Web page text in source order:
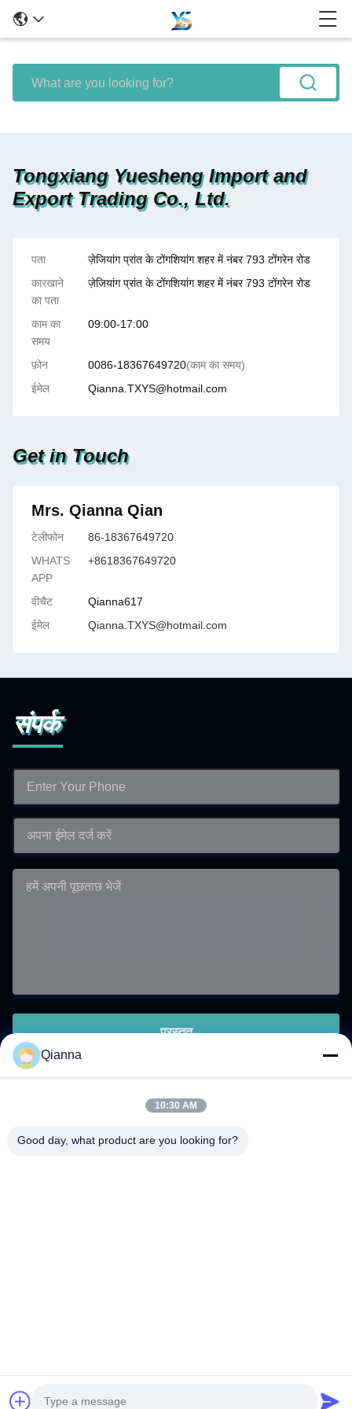
Tongxiang Yuesheng Import and
Export Trading Co., Ltd.
पता
ज़ेजियांग प्रांत के टोंगशियांग शहर में नंबर 793 टोंगरेन रोड
कारखाने
का पता
ज़ेजियांग प्रांत के टोंगशियांग शहर में नंबर 793 टोंगरेन रोड
काम का
समय
09:00-17:00
फ़ोन 0086-18367649720(काम का समय)
ईमेल
Qianna.TXYS@hotmail.com
Get in Touch
Mrs. Qianna Qian
टेलीफोन
86-18367649720
WHATS
APP
+8618367649720
वीचैट
Qianna617
ईमेल
Qianna.TXYS@hotmail.com
संपर्क
प्रस्तुत
Qianna
10:30 AM
Good day, what product are you looking for?